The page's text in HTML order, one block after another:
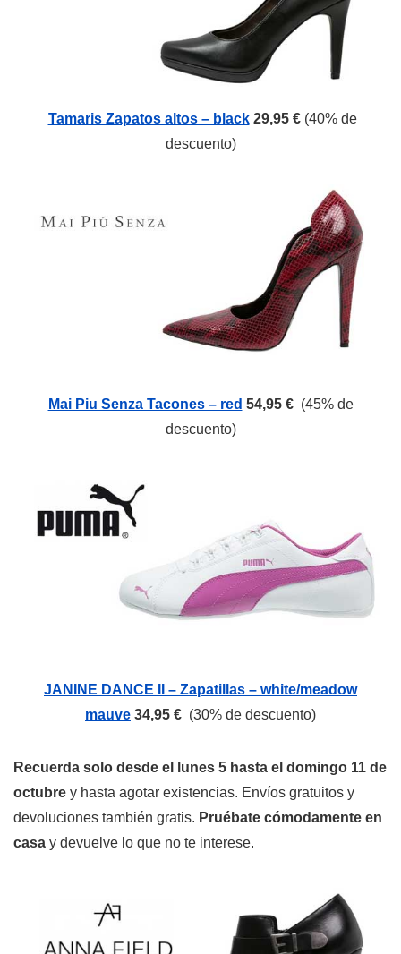
Tamaris Zapatos altos – black29,95 € (40% de
descuento)
Mai Piu Senza Tacones – red 54,95 €(45% de
descuento)
JANINE DANCE II – Zapatillas – white/meadow
mauve 34,95 € (30% de descuento)
Recuerda solo desde el lunes 5 hasta el domingo 11 de
octubre y hasta agotar existencias. Envíos gratuitos y
devoluciones también gratis. Pruébate cómodamente en
casa y devuelve lo que no te interese.